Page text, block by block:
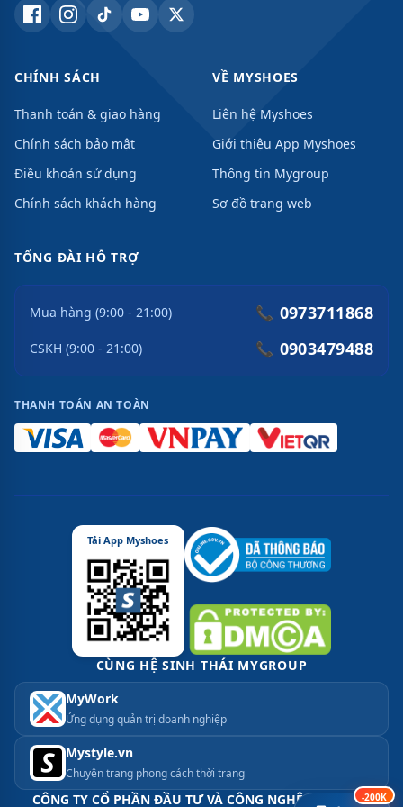
CHÍNH SÁCH
Thanh toán & giao hàng
Chính sách bảo mật
Điều khoản sử dụng
Chính sách khách hàng
VỀ MYSHOES
Liên hệ Myshoes
Giới thiệu App Myshoes
Thông tin Mygroup
Sơ đồ trang web
TỔNG ĐÀI HỖ TRỢ
Mua hàng (9:00 - 21:00) 📞 0973711868
CSKH (9:00 - 21:00) 📞 0903479488
THANH TOÁN AN TOÀN
CÔNG TY CỔ PHẦN ĐẦU TƯ VÀ CÔNG NGHỆ MYGROUP
CÙNG HỆ SINH THÁI MYGROUP
MyWork
Ứng dụng quản trị doanh nghiệp
Mystyle.vn
Chuyên trang phong cách thời trang
Tải App Myshoes
-200K